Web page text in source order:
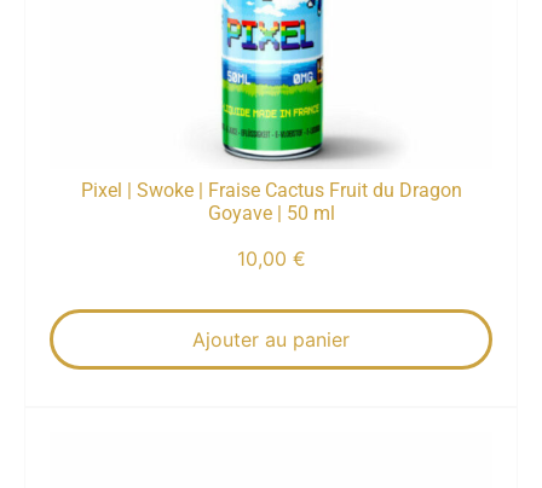
Pixel | Swoke | Fraise Cactus Fruit du Dragon
Goyave | 50 ml
10,00 €
Ajouter au panier